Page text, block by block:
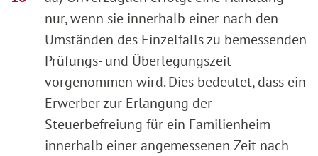
nur, wenn sie innerhalb einer nach den
Umständen des Einzelfalls zu bemessenden
Prüfungs- und Überlegungszeit
vorgenommen wird. Dies bedeutet, dass ein
Erwerber zur Erlangung der
Steuerbefreiung für ein Familienheim
innerhalb einer angemessenen Zeit nach